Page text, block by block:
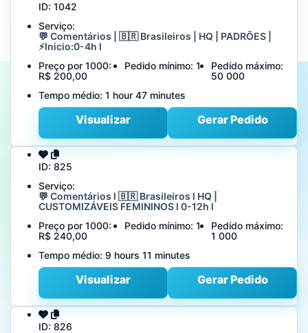
ID: 1042
Serviço:
💬 Comentários | 🇧🇷 Brasileiros | HQ | PADRÕES |
⚡️Inicio:0-4h l
Preço por 1000:
R$ 200,00
Pedido mínimo: 1
Pedido máximo:
50 000
Tempo médio: 1 hour 47 minutes
Visualizar Gerar Pedido
ID: 825
Serviço:
💬 Comentários l 🇧🇷 Brasileiros l HQ |
CUSTOMIZÁVEIS FEMININOS l 0-12h l
Preço por 1000:
R$ 240,00
Pedido mínimo: 1
Pedido máximo:
1 000
Tempo médio: 9 hours 11 minutes
Visualizar Gerar Pedido
ID: 826